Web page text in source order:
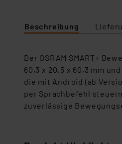
Beschreibung
Der OSRAM SMART+
60,3 x 20,5 x 60,3 mm
die mit Android (ab
per Sprachbefehl
zuverlässige